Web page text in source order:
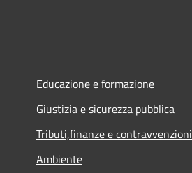
Educazione e formazione
Giustizia e sicurezza pubblica
Tributi,finanze e contravvenzioni
Ambiente